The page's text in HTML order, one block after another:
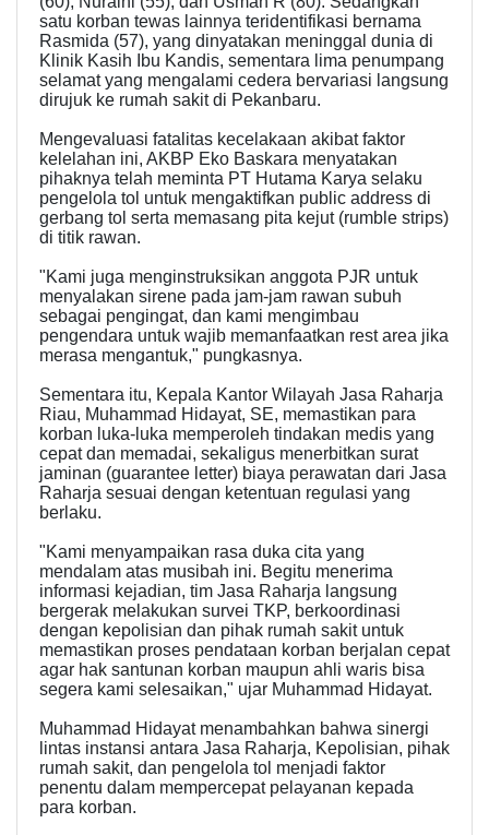
satu korban tewas lainnya teridentifikasi bernama
Rasmida (57), yang dinyatakan meninggal dunia di
Klinik Kasih Ibu Kandis, sementara lima penumpang
selamat yang mengalami cedera bervariasi langsung
dirujuk ke rumah sakit di Pekanbaru.
Mengevaluasi fatalitas kecelakaan akibat faktor
kelelahan ini, AKBP Eko Baskara menyatakan
pihaknya telah meminta PT Hutama Karya selaku
pengelola tol untuk mengaktifkan public address di
gerbang tol serta memasang pita kejut (rumble strips)
di titik rawan.
"Kami juga menginstruksikan anggota PJR untuk
menyalakan sirene pada jam-jam rawan subuh
sebagai pengingat, dan kami mengimbau
pengendara untuk wajib memanfaatkan rest area jika
merasa mengantuk," pungkasnya.
Sementara itu, Kepala Kantor Wilayah Jasa Raharja
Riau, Muhammad Hidayat, SE, memastikan para
korban luka-luka memperoleh tindakan medis yang
cepat dan memadai, sekaligus menerbitkan surat
jaminan (guarantee letter) biaya perawatan dari Jasa
Raharja sesuai dengan ketentuan regulasi yang
berlaku.
"Kami menyampaikan rasa duka cita yang
mendalam atas musibah ini. Begitu menerima
informasi kejadian, tim Jasa Raharja langsung
bergerak melakukan survei TKP, berkoordinasi
dengan kepolisian dan pihak rumah sakit untuk
memastikan proses pendataan korban berjalan cepat
agar hak santunan korban maupun ahli waris bisa
segera kami selesaikan," ujar Muhammad Hidayat.
Muhammad Hidayat menambahkan bahwa sinergi
lintas instansi antara Jasa Raharja, Kepolisian, pihak
rumah sakit, dan pengelola tol menjadi faktor
penentu dalam mempercepat pelayanan kepada
para korban.